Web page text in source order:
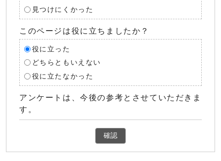
見つけにくかった
このページは役に立ちましたか？
役に立った
どちらともいえない
役に立たなかった
アンケートは、今後の参考とさせていただきま
す。
確認